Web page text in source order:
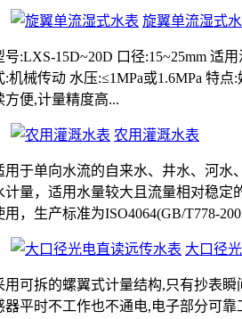
旋翼单流湿式
号:LXS-15D~20D 口径:15~25mm 适
:机械传动 水压:≤1MPa或1.6MPa 特
方便,计量精度高...
农用灌溉水表
用于单向水流的自来水、井水、河水
计量，适用水量较大且流量相对稳定
用，生产标准为ISO4064(GB/T778-
大口径
用可拆的螺翼式计量结构,只有抄表
器平时不工作也不通电,电子部分可